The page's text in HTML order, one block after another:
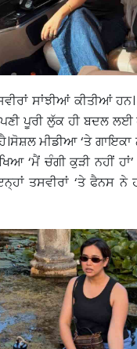
ਸਾਂਝੀਆਂ ਕੀਤੀਆਂ
ਪੂਰੀ ਲੁੱਕ ਹੀ ਬਦਲ
ਮੀਡੀਆ ‘ਤੇ ਗਾਇਕਾ
‘ਮੈਂ ਚੰਗੀ ਕੁੜੀ ਨਹੀਂ
ਤਸਵੀਰਾਂ ‘ਤੇ ਫੈਨਸ ਨੇ